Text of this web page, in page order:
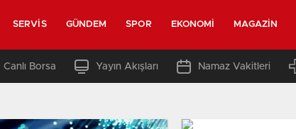
SERVIS GÜNDEM SPOR EKONOMI MAGAZIN
Canlı Borsa Yayın Akışları Namaz Vakitleri